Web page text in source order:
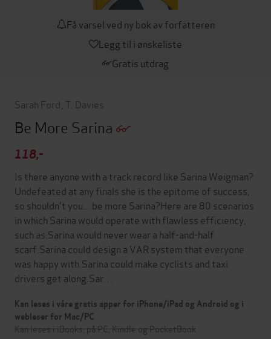
Få varsel ved ny bok av forfatteren
Legg til i ønskeliste
Gratis utdrag
Sarah Ford T. Davies
Be More Sarina
118,-
Is there anyone with a track record like Sarina Weigman?
Undefeated at any finals she is the epitome of success,
so shouldn't you... be more Sarina?Here are 80 scenarios
in which Sarina would operate with flawless efficiency,
such as:Sarina would never wear a half-and-half
scarf.Sarina could design a VAR system that everyone
was happy with.Sarina could make cyclists and taxi
drivers get along.Sar…
Kan leses i våre gratis apper for iPhone/iPad og Android og i
webleser for Mac/PC
Kan leses i iBooks, på PC, Kindle og PocketBook